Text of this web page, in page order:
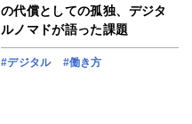
の代償としての孤独、デジタ
ルノマドが語った課題
#デジタル #働き方